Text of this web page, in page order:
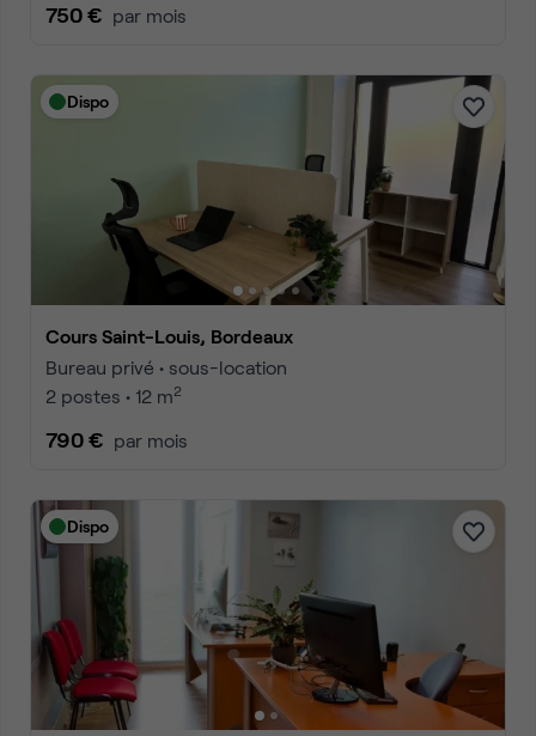
750 € par mois
Dispo
Cours Saint-Louis, Bordeaux
Bureau privé • sous-location
2 postes • 12 m2
790 € par mois
Dispo